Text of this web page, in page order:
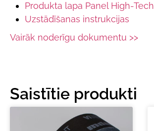
Produkta lapa Panel High-Tech
Uzstādīšanas instrukcijas
Vairāk noderīgu dokumentu >>
Saistītie produkti